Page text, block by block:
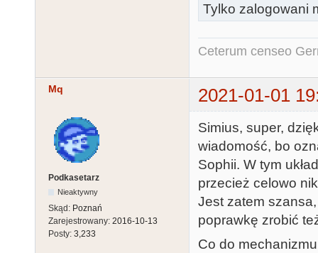
Tylko zalogowani
Ceterum censeo
Mq 2021-01-01
Podkasetarz
Nieaktywny
Skąd: Poznań
Zarejestrowany: 2016-10-13
Posty: 3,233
Simius, super,
wiadomość, bo
Sophii. W tym
przecież celowo
Jest zatem
poprawkę zrobić
Co do